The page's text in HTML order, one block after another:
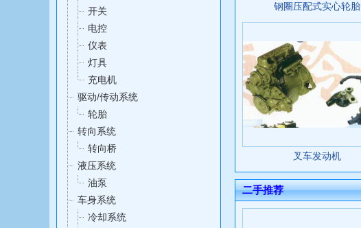
开关
电控
仪表
灯具
充电机
驱动/传动系统
轮胎
转向系统
转向桥
液压系统
油泵
车身系统
冷却系统
钢圈压配式实心轮胎
叉车发动机
二手推荐